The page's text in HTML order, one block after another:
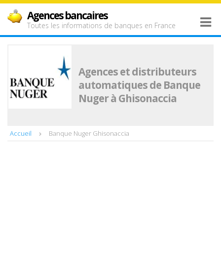
Agences bancaires
Toutes les informations de banques en France
Agences et distributeurs
automatiques de Banque
Nuger à Ghisonaccia
Accueil Banque Nuger Ghisonaccia